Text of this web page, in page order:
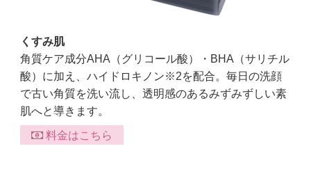
くすみ肌
角質ケア成分AHA（グリコール酸）・BHA（サリチル
酸）に加え、ハイドロキノン※2を配合。毎日の洗顔
で古い角質を洗い流し、透明感のあるみずみずしい素
肌へと導きます。
料金はこちら